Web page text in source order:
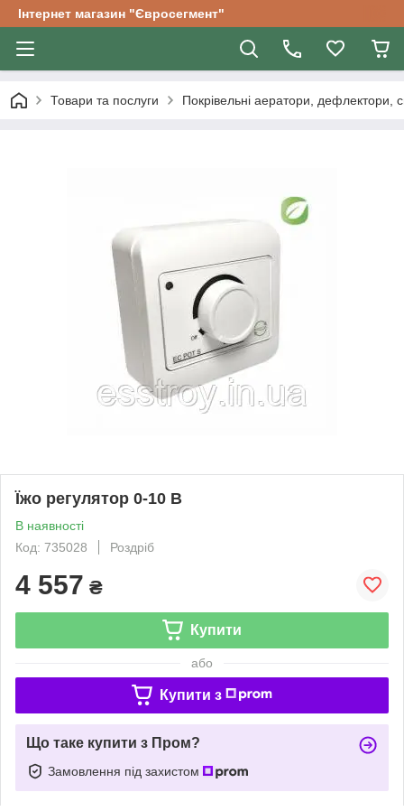
Інтернет магазин "Євросегмент"
Товари та послуги Покрівельні аератори, дефлектори,
Їжо регулятор 0-10 В
В наявності
Код: 735028
Роздріб
4 557 ₴
Купити
або
Купити з
Що таке купити з Пром?
Замовлення під захистом